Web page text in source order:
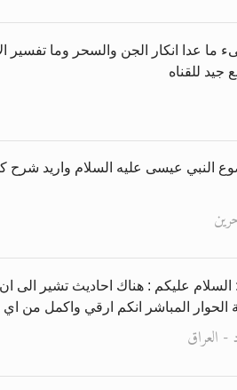
عدا انكار الجن والسحر وما تفسير
جيد للقناه
النبي عيسى عليه السلام واريد شرح
السلام عليكم : هناك احاديث تشير الى
المباشر انكم ارقي واكمل من اي
العراق